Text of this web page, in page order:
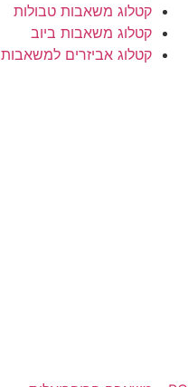
קטלוג משאבות טבולות
קטלוג משאבות ביוב
קטלוג אביזרים למשאבות